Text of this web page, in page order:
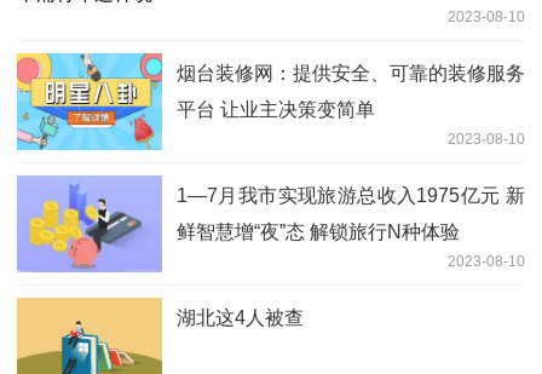
2023-08-10
烟台装修网：提供安全、可靠的装修服务
平台 让业主决策变简单
2023-08-10
1—7月我市实现旅游总收入1975亿元 新
鲜智慧增“夜”态 解锁旅行N种体验
2023-08-10
湖北这4人被查